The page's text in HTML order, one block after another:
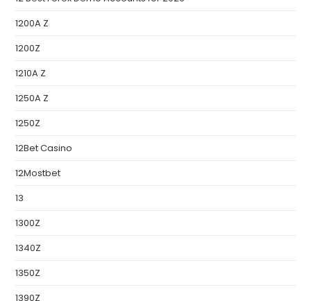
1200A Z
1200Z
1210A Z
1250A Z
1250Z
12Bet Casino
12Mostbet
13
1300Z
1340Z
1350Z
1390Z